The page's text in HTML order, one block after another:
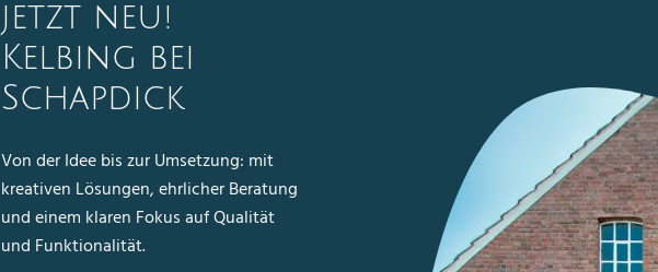
jetzt neu!
Kelbing bei
Schapdick
Von der Idee bis zur Umsetzung: mit
kreativen Lösungen, ehrlicher Beratung
und einem klaren Fokus auf Qualität
und Funktionalität.